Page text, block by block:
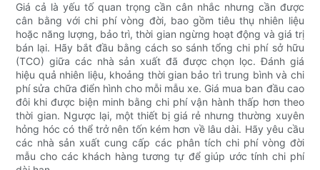
Giá cả là yếu tố quan trọng cần cân nhắc nhưng cần được
cân bằng với chi phí vòng đời, bao gồm tiêu thụ nhiên liệu
hoặc năng lượng, bảo trì, thời gian ngừng hoạt động và giá trị
bán lại. Hãy bắt đầu bằng cách so sánh tổng chi phí sở hữu
(TCO) giữa các nhà sản xuất đã được chọn lọc. Đánh giá
hiệu quả nhiên liệu, khoảng thời gian bảo trì trung bình và chi
phí sửa chữa điển hình cho mỗi mẫu xe. Giá mua ban đầu cao
đôi khi được biện minh bằng chi phí vận hành thấp hơn theo
thời gian. Ngược lại, một thiết bị giá rẻ nhưng thường xuyên
hỏng hóc có thể trở nên tốn kém hơn về lâu dài. Hãy yêu cầu
các nhà sản xuất cung cấp các phân tích chi phí vòng đời
mẫu cho các khách hàng tương tự để giúp ước tính chi phí